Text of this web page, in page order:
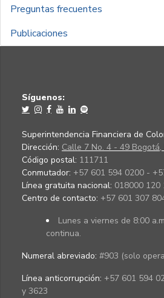
Preguntas frecuentes
Publicaciones
Síguenos:
Superintendencia Financiera de
Dirección: Calle 7 No. 4 - 49 Bogotá,
Código postal: 111711
Conmutador: +57 601 594 0200 -
Línea gratuita nacional: 018000 120
Centro de contacto: +57 601 307
Lunes a viernes de 8:00
continua.
Numeral abreviado: #903 (solo
Línea anticorrupción: +57 601 594
y 3623